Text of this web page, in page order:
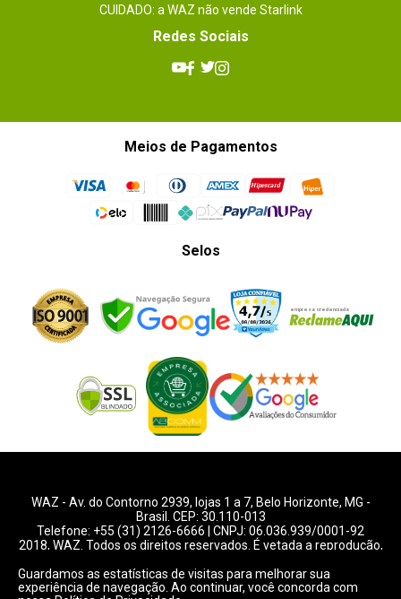
CUIDADO: a WAZ não vende Starlink
Redes Sociais
Meios de Pagamentos
Selos
WAZ - Av. do Contorno 2939, lojas 1 a 7, Belo Horizonte, MG -
Brasil. CEP: 30.110-013
Telefone: +55 (31) 2126-6666 | CNPJ: 06.036.939/0001-92
2018, WAZ. Todos os direitos reservados. É vetada a reprodução,
Preços e condições de pagamentos válidos exclusivamente
Guardamos as estatísticas de visitas para melhorar sua
experiência de navegação. Ao continuar, você concorda com